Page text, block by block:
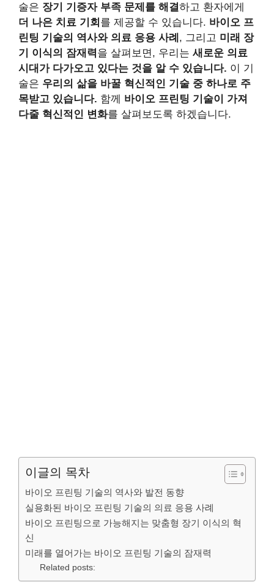
술은 장기 기증자 부족 문제를 해결 하고 환자에게
더 나은 치료 기회 를 제공할 수 있습니다. 바이오 프
린팅 기술의 역사와 의료 응용 사례 , 그리고 미래 장
기 이식의 잠재력을 살펴보면, 우리는 새로운 의료
시대가 다가오고 있다는 것을 알 수 있습니다. 이 기
술은 우리의 삶을 바꿀 혁신적인 기술 중 하나로 주
목받고 있습니다. 함께 바이오 프린팅 기술이 가져
다줄 혁신적인 변화를 살펴보도록 하겠습니다.
이글의 목차
바이오 프린팅 기술의 역사와 발전 동향
실용화된 바이오 프린팅 기술의 의료 응용 사례
바이오 프린팅으로 가능해지는 맞춤형 장기 이식의 혁
신
미래를 열어가는 바이오 프린팅 기술의 잠재력
Related posts: